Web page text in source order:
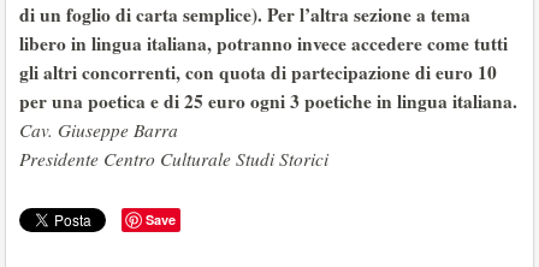
di un foglio di carta semplice). Per l’altra sezione a tema
libero in lingua italiana, potranno invece accedere come tutti
gli altri concorrenti, con quota di partecipazione di euro 10
per una poetica e di 25 euro ogni 3 poetiche in lingua italiana.
Cav. Giuseppe Barra
Presidente Centro Culturale Studi Storici
Save